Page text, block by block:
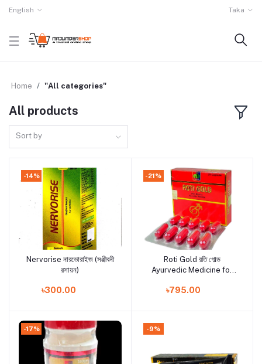
English Taka
Home "All categories"
All products
Sort by
-14%
Add to cart
Nervorise নারভোরাইজ (সঞ্জীবনী
রসায়ন)
৳300.00
-21%
Add to cart
Roti Gold রতি গোল্ড
Ayurvedic Medicine for
৳795.00
-17% -9%